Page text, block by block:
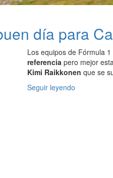
día para
Los equipos de Fórmula
referencia pero mejor
Kimi Raikkonen que se
Seguir leyendo